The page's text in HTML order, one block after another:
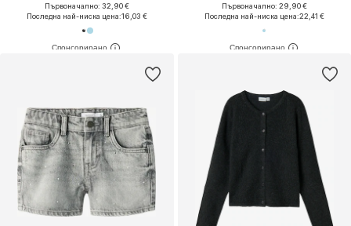
Първоначално: 32,90 €
Последна най-ниска цена:16,03 €
Първоначално: 29,90 €
Последна най-ниска цена:22,41 €